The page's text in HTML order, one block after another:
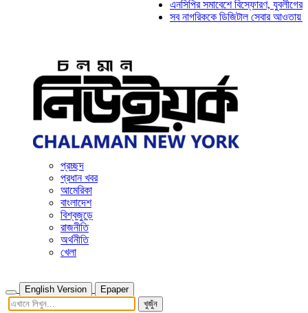
এনসিপির সমাবেশে বিস্ফোরণ, যুবলীগের দুই
সব নাগরিককে ডিজিটাল সেবার আওতায় আনতে
প্রচ্ছদ
প্রধান খবর
আমেরিকা
বাংলাদেশ
বিশ্বজুড়ে
রাজনীতি
অর্থনীতি
খেলা
English Version
Epaper
খুজুঁন